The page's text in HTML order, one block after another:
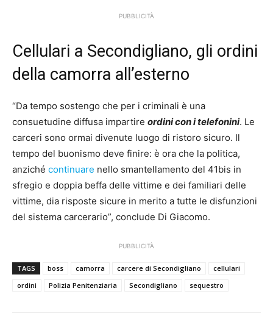
PUBBLICITÀ
Cellulari a Secondigliano, gli ordini
della camorra all’esterno
“Da tempo sostengo che per i criminali è una
consuetudine diffusa impartire ordini con i telefonini. Le
carceri sono ormai divenute luogo di ristoro sicuro. Il
tempo del buonismo deve finire: è ora che la politica,
anziché continuare nello smantellamento del 41bis in
sfregio e doppia beffa delle vittime e dei familiari delle
vittime, dia risposte sicure in merito a tutte le disfunzioni
del sistema carcerario”, conclude Di Giacomo.
PUBBLICITÀ
TAGS boss camorra carcere di Secondigliano
cellulari
ordini
Polizia Penitenziaria Secondigliano sequestro